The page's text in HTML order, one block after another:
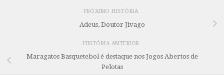
PRÓXIMO HISTÓRIA
Adeus, Doutor Jivago
HISTÓRIA ANTERIOR
Maragatos Basquetebol é destaque nos Jogos Abertos de
Pelotas